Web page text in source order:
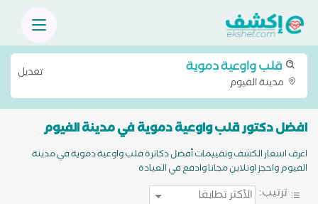
قلب واوعية دموية
مدينة الفيوم
تعديل
افضل دكتور قلب واوعية دموية في مدينة الفيوم
اعرف اسعار الكشف وتقييمات أفضل دكاترة قلب واوعية دموية في مدينة
الفيوم واحجز اونلاين مجانا وادفع في العيادة
ترتيب: